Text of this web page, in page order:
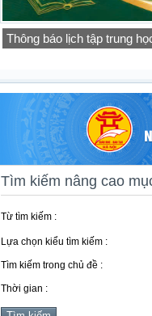
Thông báo lịch tập trung
Tìm kiếm nâng cao
Từ tìm kiếm :
Lựa chọn kiểu tìm kiếm :
Tìm kiếm trong chủ đề :
Thời gian :